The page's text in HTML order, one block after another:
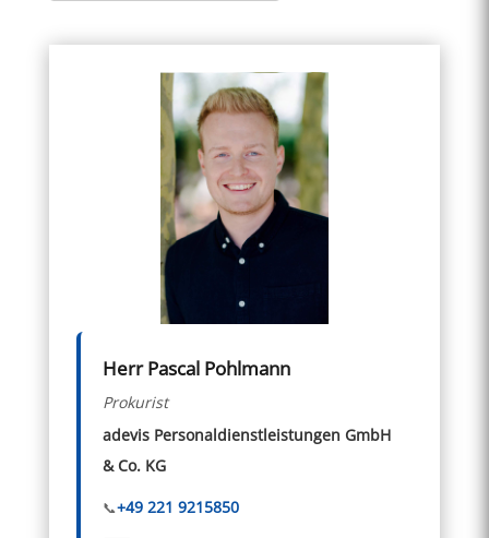
Herr Pascal Pohlmann
Prokurist
adevis Personaldienstleistungen GmbH
& Co. KG
+49 221 9215850